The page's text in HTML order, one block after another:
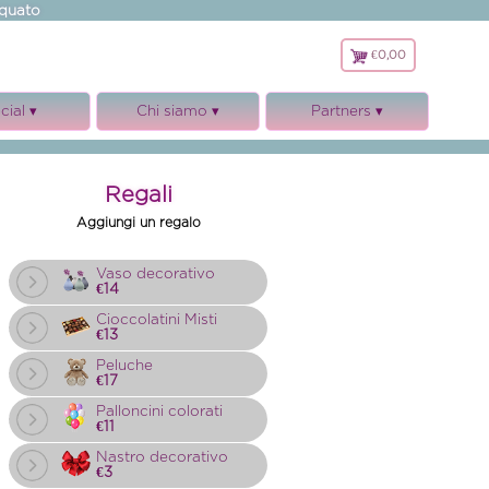
€0,00
€0,00
▾ Chi siamo ▾
Garanzie
Note Legali
Privacy, cookies e GDPR
Con chi Collaboriamo
Partners ▾
Regali
Aggiungi un regalo
Vaso decorativo
€14
Cioccolatini Misti
€13
Peluche
€17
Palloncini colorati
€11
Nastro decorativo
€3